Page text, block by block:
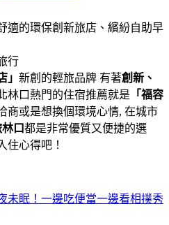
行
」 新創的輕旅品牌 有著創新、
林口熱門的住宿推薦就是 「福容
商或是想換個環境心情, 在城市
口都是非常優質又便捷的選
住心得吧！
未眠！一邊吃便當一邊看相撲秀